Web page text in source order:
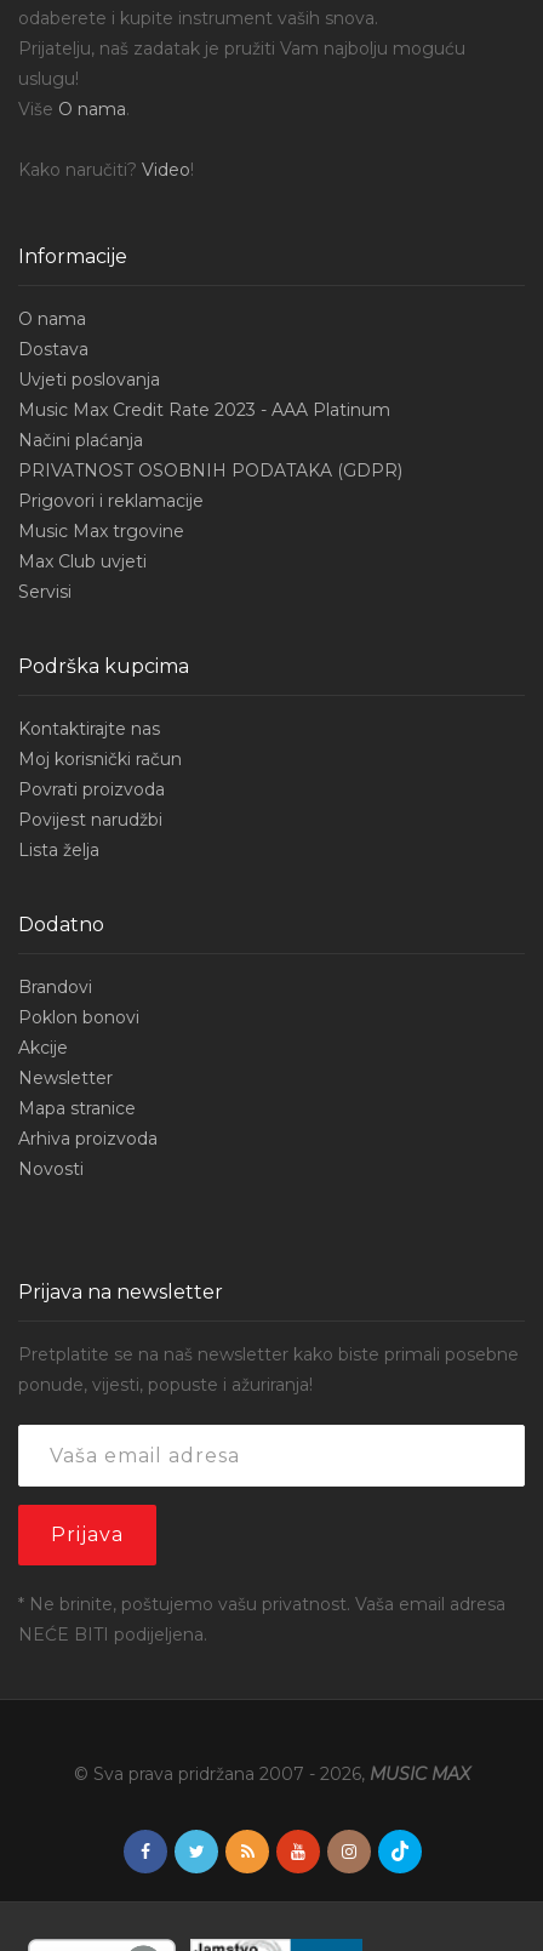
odaberete i kupite instrument vaših snova.
Prijatelju, naš zadatak je pružiti Vam najbolju moguću
uslugu!
Više O nama.
Kako naručiti? Video!
Informacije
O nama
Dostava
Uvjeti poslovanja
Music Max Credit Rate 2023 - AAA Platinum
Načini plaćanja
PRIVATNOST OSOBNIH PODATAKA (GDPR)
Prigovori i reklamacije
Music Max trgovine
Max Club uvjeti
Servisi
Podrška kupcima
Kontaktirajte nas
Moj korisnički račun
Povrati proizvoda
Povijest narudžbi
Lista želja
Dodatno
Brandovi
Poklon bonovi
Akcije
Newsletter
Mapa stranice
Arhiva proizvoda
Novosti
Prijava na newsletter
Pretplatite se na naš newsletter kako biste primali posebne
ponude, vijesti, popuste i ažuriranja!
* Ne brinite, poštujemo vašu privatnost. Vaša email adresa
NEĆE BITI podijeljena.
© Sva prava pridržana 2007 - 2026, MUSIC MAX